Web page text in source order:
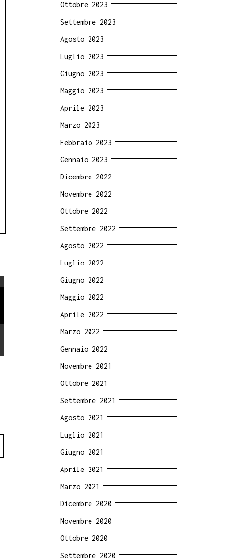
Ottobre 2023
Settembre 2023
Agosto 2023
Luglio 2023
Giugno 2023
Maggio 2023
Aprile 2023
Marzo 2023
Febbraio 2023
Gennaio 2023
Dicembre 2022
Novembre 2022
Ottobre 2022
Settembre 2022
Agosto 2022
Luglio 2022
Giugno 2022
Maggio 2022
Aprile 2022
Marzo 2022
Gennaio 2022
Novembre 2021
Ottobre 2021
Settembre 2021
Agosto 2021
Luglio 2021
Giugno 2021
Aprile 2021
Marzo 2021
Dicembre 2020
Novembre 2020
Ottobre 2020
Settembre 2020